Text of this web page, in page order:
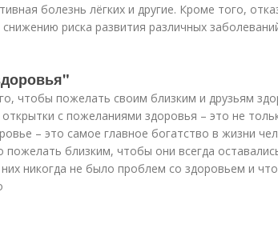
болезнь лёгких и другие. Кроме того,
риска развития различных
чтобы пожелать своим близким и друзьям
с пожеланиями здоровья – это не
– это самое главное богатство в жизни
близким, чтобы они всегда
никогда не было проблем со здоровьем и